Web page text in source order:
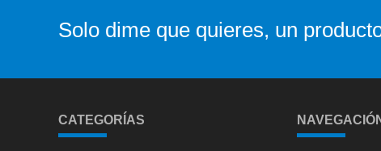
Solo dime que quieres, un
CATEGORÍAS